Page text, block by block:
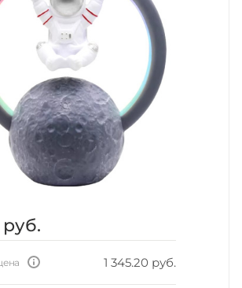
руб.
1 345.20 руб.